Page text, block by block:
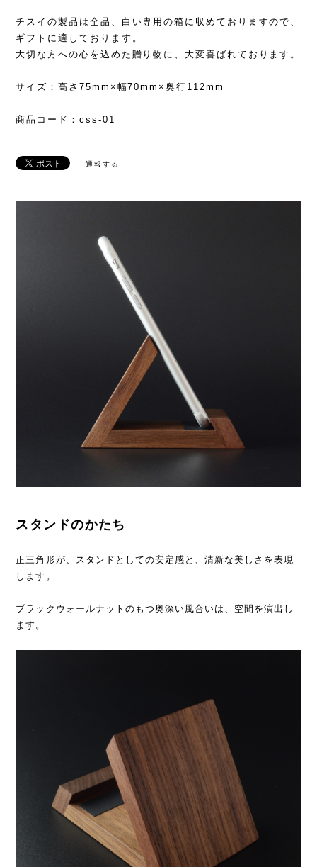
チスイの製品は全品、白い専用の箱に収めておりますので、
ギフトに適しております。
大切な方への心を込めた贈り物に、大変喜ばれております。
サイズ：高さ75mm×幅70mm×奥行112mm
商品コード：css-01
通報する
スタンドのかたち
正三角形が、スタンドとしての安定感と、清新な美しさを表現
します。
ブラックウォールナットのもつ奥深い風合いは、空間を演出し
ます。